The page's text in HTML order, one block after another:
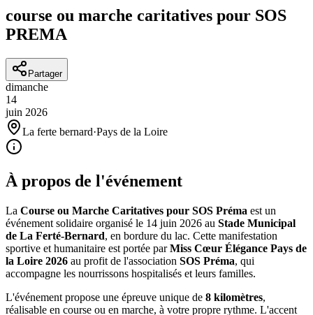
course ou marche caritatives pour SOS
PREMA
Partager
dimanche
14
juin 2026
La ferte bernard·Pays de la Loire
À propos de l'événement
La Course ou Marche Caritatives pour SOS Préma est un
événement solidaire organisé le 14 juin 2026 au Stade Municipal
de La Ferté-Bernard, en bordure du lac. Cette manifestation
sportive et humanitaire est portée parMiss Cœur Élégance Pays de
la Loire 2026 au profit de l'association SOS Préma, qui
accompagne les nourrissons hospitalisés et leurs familles.
L'événement propose une épreuve unique de 8 kilomètres,
réalisable en course ou en marche, à votre propre rythme. L'accent